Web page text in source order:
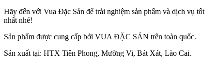
Hãy đến với Vua Đặc Sản để trải nghiệm sản phẩm và dịch vụ tốt
nhất nhé!
Sản phẩm được cung cấp bởi VUA ĐẶC SẢN trên toàn quốc.
Sản xuất tại: HTX Tiên Phong, Mường Vi, Bát Xát, Lào Cai.